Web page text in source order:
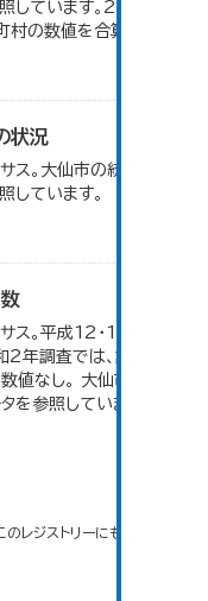
しています。2005年以前の
の数値を合算したもので
状況
ス。大仙市の統計「3-1 農
しています。
ス。平成12・17・22・27
2年調査では、調査項目・集
値なし。 大仙市の統計「
を参照しています。
レジストリーにもアクセス可能